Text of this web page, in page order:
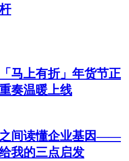
马上有折」年货节正
奏温暖上线
间读懂企业基因——
我的三点启发